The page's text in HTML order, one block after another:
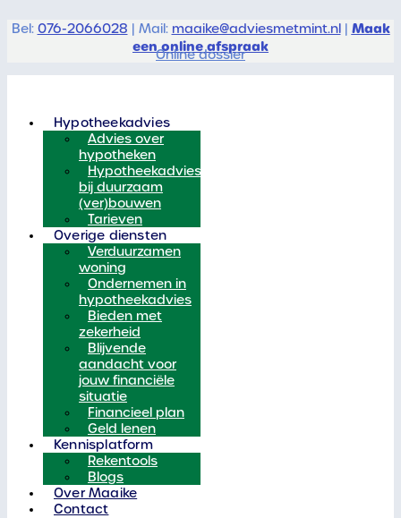
Bel: 076-2066028 | Mail: maaike@adviesmetmint.nl| Maak
een online afspraak
Online dossier
Hypotheekadvies
Advies over
hypotheken
Hypotheekadvies
bij duurzaam
(ver)bouwen
Tarieven
Overige diensten
Verduurzamen
woning
Ondernemen in
hypotheekadvies
Bieden met
zekerheid
Blijvende
aandacht voor
jouw financiële
situatie
Financieel plan
Geld lenen
Kennisplatform
Rekentools
Blogs
Over Maaike
Contact